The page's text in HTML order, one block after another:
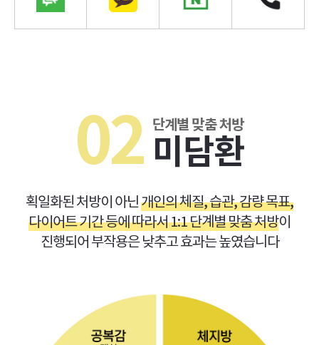
02 단계별 맞춤 처방
미담환
획일화된 처방이 아닌개인의 체질, 습관, 감량 목표,
다이어트 기간 등에 따라서 1:1 단계별 맞춤 처방이
진행되어 부작용은 낮추고 효과는 높였습니다